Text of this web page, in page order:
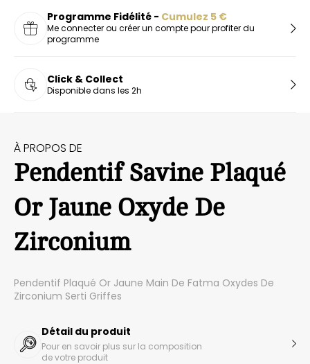
Programme Fidélité - Cumulez 5 €
Me connecter ou créer un compte pour profiter du
programme
Click & Collect
Disponible dans les 2h
À PROPOS DE
Pendentif Savine Plaqué
Or Jaune Oxyde De
Zirconium
Pendentif Plaqué Or Jaune Main De Fatma Oxydes De
Zirconium Serti Griffes
Détail du produit
Pour en savoir plus sur la composition
de votre produit